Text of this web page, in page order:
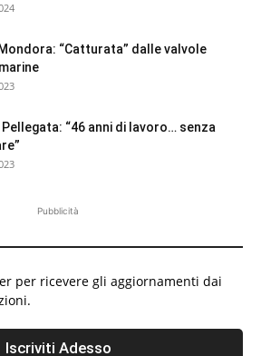
“Catturata” dalle valvole
Pellegata: “46 anni di lavoro… senza
Pubblicità
per ricevere gli aggiornamenti dai